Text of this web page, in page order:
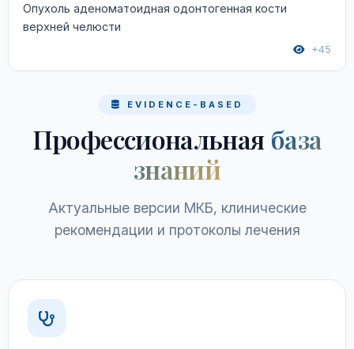
Опухоль аденоматоидная одонтогенная кости
верхней челюсти
+45
EVIDENCE-BASED
Профессиональная база
знаний
Актуальные версии МКБ, клинические
рекомендации и протоколы лечения